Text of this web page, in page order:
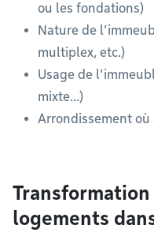
ou les fondations)
Nature de
multiplex, etc.)
Usage de
mixte…)
Arrondissement
logements